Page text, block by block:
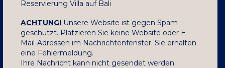
Reservierung Villa auf Bali
ACHTUNG! Unsere Website ist gegen Spam
geschützt. Platzieren Sie keine Website oder E-
Mail-Adressen im Nachrichtenfenster. Sie erhalten
eine Fehlermeldung.
Ihre Nachricht kann nicht gesendet werden.